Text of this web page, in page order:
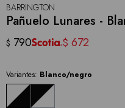
BARRINGTON
Pañuelo Lunares -
$ 790 $ 672
Variantes: Blanco/negro